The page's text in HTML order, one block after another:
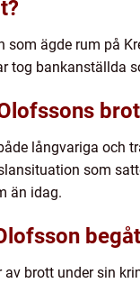
ägde rum på
tog
långvariga och
som
än idag.
brott under sin